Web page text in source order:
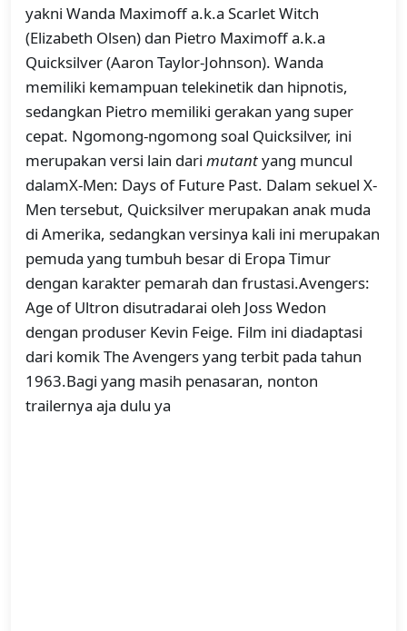
yakni Wanda Maximoff a.k.a Scarlet Witch
(Elizabeth Olsen) dan Pietro Maximoff a.k.a
Quicksilver (Aaron Taylor-Johnson). Wanda
memiliki kemampuan telekinetik dan hipnotis,
sedangkan Pietro memiliki gerakan yang super
cepat. Ngomong-ngomong soal Quicksilver, ini
merupakan versi lain dari mutantyang muncul
dalamX-Men: Days of Future Past. Dalam sekuel X-
Men tersebut, Quicksilver merupakan anak muda
di Amerika, sedangkan versinya kali ini merupakan
pemuda yang tumbuh besar di Eropa Timur
dengan karakter pemarah dan frustasi.Avengers:
Age of Ultron disutradarai oleh Joss Wedon
dengan produser Kevin Feige. Film ini diadaptasi
dari komik The Avengers yang terbit pada tahun
1963.Bagi yang masih penasaran, nonton
trailernya aja dulu ya